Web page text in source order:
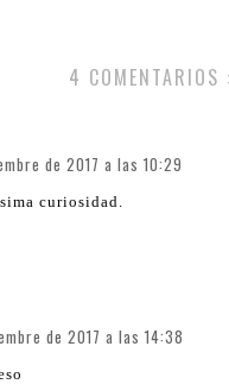
4 COMENTARIOS :
de 2017 a las 10:29
curiosidad.
de 2017 a las 14:38